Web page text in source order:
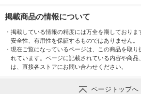
掲載商品の情報について
・ 掲載している情報の精度には万全を期しておりま
安全性、有用性を保証するものではありません。
・ 現在ご覧になっているページは、この商品を取り
れています。ページに記載されている内容や商品
は、直接各ストアにお問い合わせください。
ページトップへ